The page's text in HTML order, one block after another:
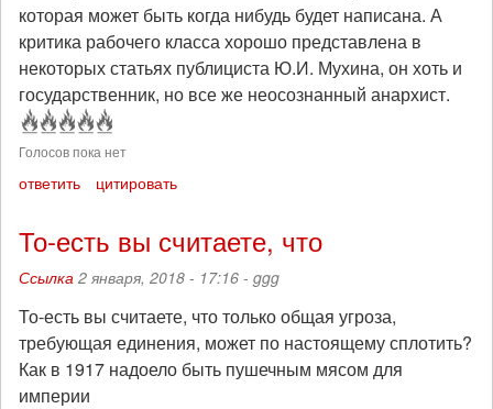
которая может быть когда нибудь будет написана. А
критика рабочего класса хорошо представлена в
некоторых статьях публициста Ю.И. Мухина, он хоть и
государственник, но все же неосознанный анархист.
Голосов пока нет
ответить цитировать
То-есть вы считаете, что
Ссылка 2 января, 2018 - 17:16 - ggg
То-есть вы считаете, что только общая угроза,
требующая единения, может по настоящему сплотить?
Как в 1917 надоело быть пушечным мясом для
империи